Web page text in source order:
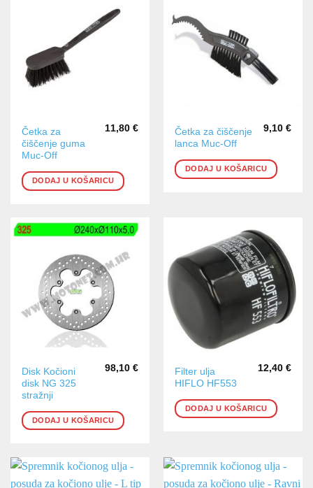
Četka za
čiščenje guma
Muc-Off
11,80 €
DODAJ U KOŠARICU
Četka za čiščenje
lanca Muc-Off
9,10 €
DODAJ U KOŠARICU
Disk Kočioni
disk NG 325
stražnji
98,10 €
DODAJ U KOŠARICU
Filter ulja
HIFLO HF553
12,40 €
DODAJ U KOŠARICU